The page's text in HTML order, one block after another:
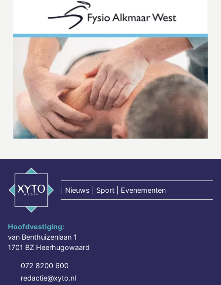
Nieuws | Sport | Evenementen
Hoofdvestiging:
van Benthuizenlaan 1
1701 BZ Heerhugowaard
072 8200 600
redactie@xyto.nl